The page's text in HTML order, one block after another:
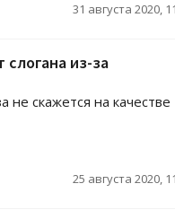
31 августа 2020,
из-за
не скажется на качестве
25 августа 2020,